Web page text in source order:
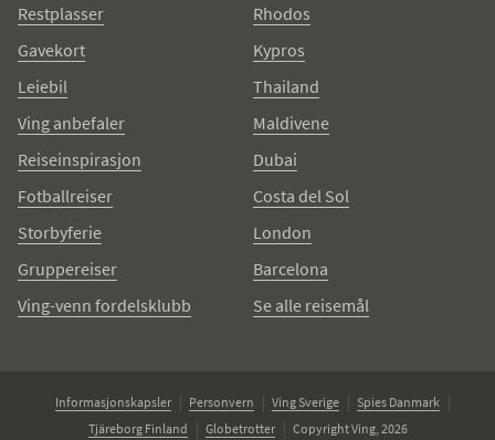
Restplasser
Gavekort
Leiebil
Ving anbefaler
Reiseinspirasjon
Fotballreiser
Storbyferie
Gruppereiser
Ving-venn fordelsklubb
Rhodos
Kypros
Thailand
Maldivene
Dubai
Costa del Sol
London
Barcelona
Se alle reisemål
Informasjonskapsler Personvern Ving Sverige
Spies Danmark
Tjäreborg Finland
Globetrotter Copyright Ving, 2026